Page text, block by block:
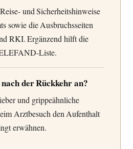
und Sicherheitshinweise
sowie die Ausbruchsseiten
RKI. Ergänzend hilft die
Liste.
der Rückkehr an?
und grippeähnliche
Arztbesuch den Aufenthalt
erwähnen.